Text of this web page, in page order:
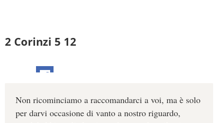
2 Corinzi 5 12
Non ricominciamo a raccomandarci a voi, ma è solo
per darvi occasione di vanto a nostro riguardo,